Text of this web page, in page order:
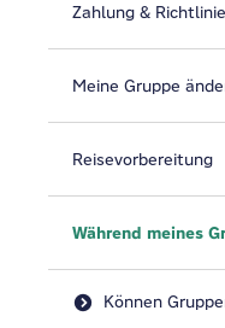
Zahlung &
Meine Gruppe
Reisevorbereitung
Während meines
Können